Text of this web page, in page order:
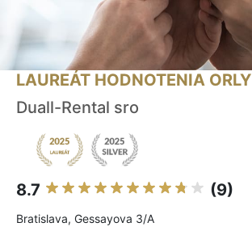
LAUREÁT HODNOTENIA ORLY
Duall-Rental sro
8.7 (9)
Bratislava, Gessayova 3/A